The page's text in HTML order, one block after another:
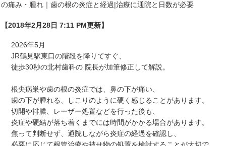
の痛み・腫れ｜歯の根の炎症と経過|治療に通院と日数が必要
【2018年2月28日 7:11 PM更新】
2026年5月
JR鶴見駅東口の階段を降りてすぐ、
徒歩30秒の北村歯科の 院長が加筆修正して解説。
根尖病巣や歯の根の炎症では、鼻の下が痛い、
歯の下が腫れる、しこりのように硬く感じることがあります。
切開や排膿、レーザー処置などを行った後も、
炎症や硬結が落ち着くまでには時間がかかる場合があります。
焦って判断せず、通院しながら炎症の経過を確認し、